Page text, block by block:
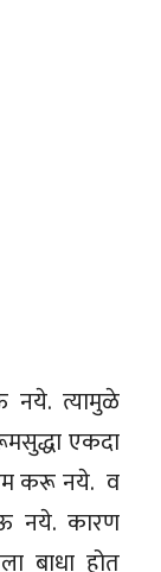
त्यामुळे
एकदा
करू नये. व
नये. कारण